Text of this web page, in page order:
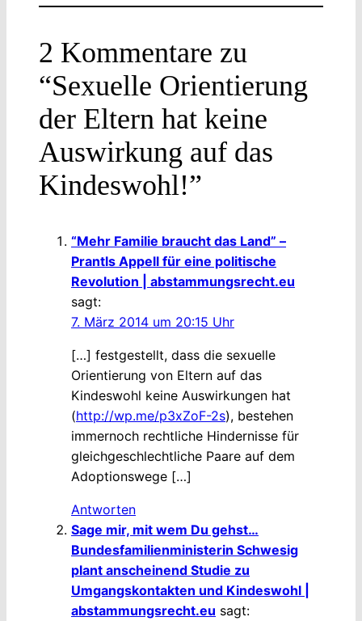
2 Kommentare zu
“Sexuelle Orientierung
der Eltern hat keine
Auswirkung auf das
Kindeswohl!”
“Mehr Familie braucht das Land” –
Prantls Appell für eine politische
Revolution | abstammungsrecht.eu
sagt:
7. März 2014 um 20:15 Uhr
[…] festgestellt, dass die sexuelle
Orientierung von Eltern auf das
Kindeswohl keine Auswirkungen hat
(http://wp.me/p3xZoF-2s), bestehen
immernoch rechtliche Hindernisse für
gleichgeschlechtliche Paare auf dem
Adoptionswege […]
Antworten
Sage mir, mit wem Du gehst…
Bundesfamilienministerin Schwesig
plant anscheinend Studie zu
Umgangskontakten und Kindeswohl |
abstammungsrecht.eu sagt: